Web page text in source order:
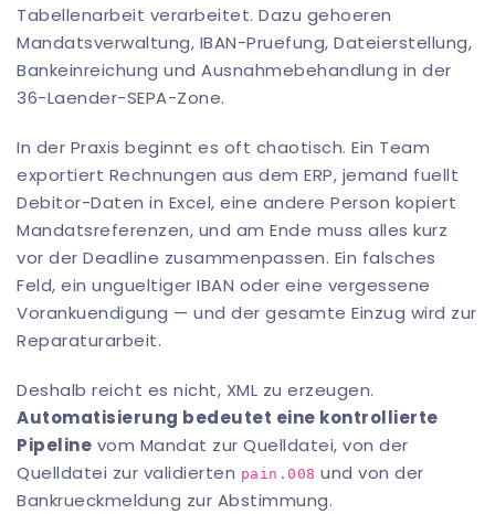
Tabellenarbeit verarbeitet. Dazu gehoeren
Mandatsverwaltung, IBAN-Pruefung, Dateierstellung,
Bankeinreichung und Ausnahmebehandlung in der
36-Laender-SEPA-Zone.
In der Praxis beginnt es oft chaotisch. Ein Team
exportiert Rechnungen aus dem ERP, jemand fuellt
Debitor-Daten in Excel, eine andere Person kopiert
Mandatsreferenzen, und am Ende muss alles kurz
vor der Deadline zusammenpassen. Ein falsches
Feld, ein ungueltiger IBAN oder eine vergessene
Vorankuendigung — und der gesamte Einzug wird zur
Reparaturarbeit.
Deshalb reicht es nicht, XML zu erzeugen.
Automatisierung bedeutet eine kontrollierte
Pipeline vom Mandat zur Quelldatei, von der
Quelldatei zur validierten pain.008 und von der
Bankrueckmeldung zur Abstimmung.